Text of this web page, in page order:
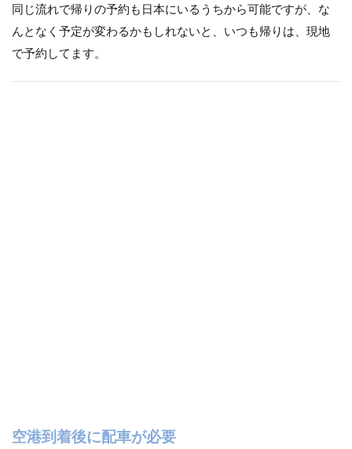
同じ流れで帰りの予約も日本にいるうちから可能ですが、な
んとなく予定が変わるかもしれないと、いつも帰りは、現地
で予約してます。
空港到着後に配車が必要